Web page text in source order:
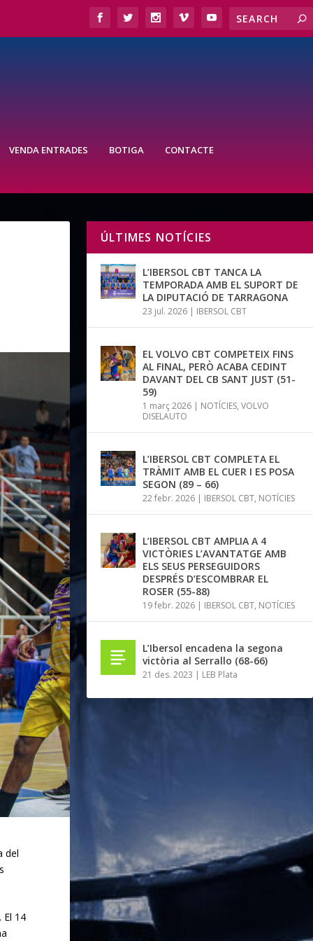
VENDA ENTRADES BOTIGA CONTACTE
del
El 14
ÚLTIMES NOTÍCIES
L’IBERSOL CBT TANCA LA
TEMPORADA AMB EL SUPORT DE
LA DIPUTACIÓ DE TARRAGONA
23 jul. 2026 | IBERSOL CBT
EL VOLVO CBT COMPETEIX FINS
AL FINAL, PERÒ ACABA CEDINT
DAVANT DEL CB SANT JUST (51-
59)
1 març 2026 | NOTÍCIES, VOLVO
DISELAUTO
L’IBERSOL CBT COMPLETA EL
TRÀMIT AMB EL CUER I ES POSA
SEGON (89 – 66)
22 febr. 2026 | IBERSOL CBT, NOTÍCIES
L’IBERSOL CBT AMPLIA A 4
VICTÒRIES L’AVANTATGE AMB
ELS SEUS PERSEGUIDORS
DESPRÉS D’ESCOMBRAR EL
ROSER (55-88)
19 febr. 2026 | IBERSOL CBT, NOTÍCIES
L’Ibersol encadena la segona
victòria al Serrallo (68-66)
21 des. 2023 | LEB Plata